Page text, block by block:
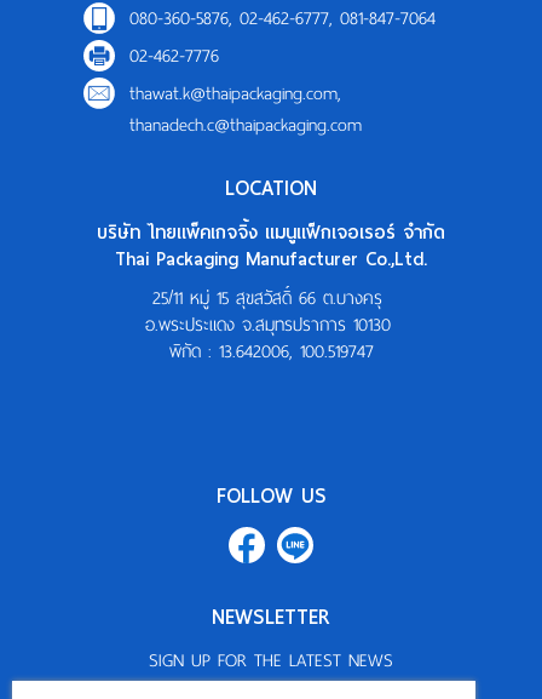
080-360-5876, 02-462-6777, 081-847-7064
02-462-7776
thawat.k@thaipackaging.com,
thanadech.c@thaipackaging.com
LOCATION
บริษัท ไทยแพ็คเกจจิ้ง แมนูแฟ็กเจอเรอร์ จำกัด
Thai Packaging Manufacturer Co.,Ltd.
25/11 หมู่ 15 สุขสวัสดิ์ 66 ต.บางครุ
อ.พระประแดง จ.สมุทรปราการ 10130
พิกัด : 13.642006, 100.519747
FOLLOW US
NEWSLETTER
SIGN UP FOR THE LATEST NEWS